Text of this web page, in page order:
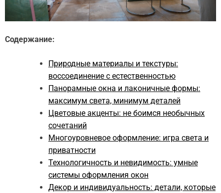
Содержание:
Природные материалы и текстуры:
воссоединение с естественностью
Панорамные окна и лаконичные формы:
максимум света, минимум деталей
Цветовые акценты: не боимся необычных
сочетаний
Многоуровневое оформление: игра света и
приватности
Технологичность и невидимость: умные
системы оформления окон
Декор и индивидуальность: детали, которые